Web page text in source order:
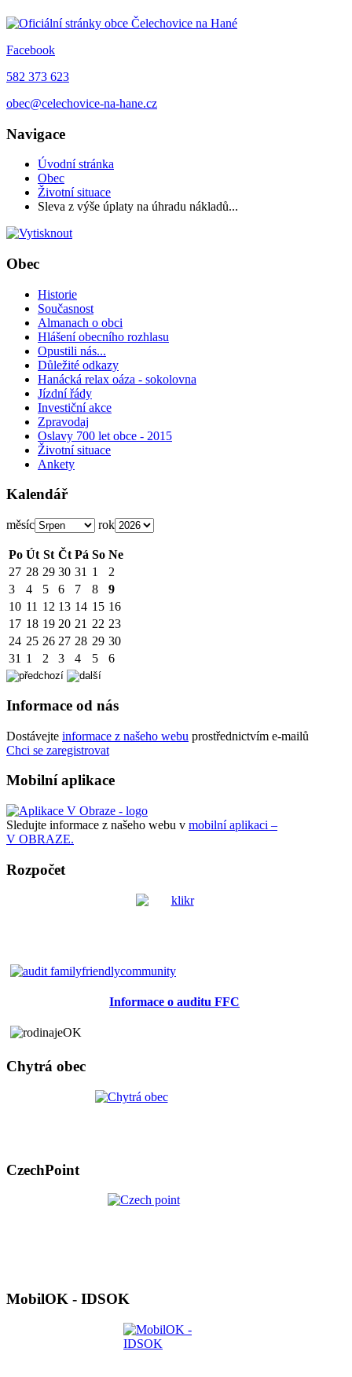
Facebook
582 373 623
obec@celechovice-na-hane.cz
Navigace
Úvodní stránka
Obec
Životní situace
Sleva z výše úplaty na úhradu nákladů...
Obec
Historie
Současnost
Almanach o obci
Hlášení obecního rozhlasu
Opustili nás...
Důležité odkazy
Hanácká relax oáza - sokolovna
Jízdní řády
Investiční akce
Zpravodaj
Oslavy 700 let obce - 2015
Životní situace
Ankety
Kalendář
měsíc rok
Po Út St Čt Pá So Ne
27 28 29 30 31 1
2
3
4 5 6 7 8
9
10 11 12 13 14 15 16
17 18 19 20 21 22 23
24 25 26 27 28 29 30
31 1 2 3 4 5 6
Informace od nás
Dostávejte informace z našeho webu prostřednictvím e-mailů
Chci se zaregistrovat
Mobilní aplikace
Sledujte informace z našeho webu v mobilní aplikaci –
V OBRAZE.
Rozpočet
Informace o auditu FFC
Chytrá obec
CzechPoint
MobilOK - IDSOK